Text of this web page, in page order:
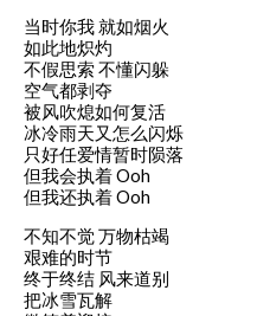
当时你我 就如烟火
如此地炽灼
不假思索 不懂闪躲
空气都剥夺
被风吹熄如何复活
冰冷雨天又怎么闪烁
只好任爱情暂时陨落
但我会执着 Ooh
但我还执着 Ooh
不知不觉 万物枯竭
艰难的时节
终于终结 风来道别
把冰雪瓦解